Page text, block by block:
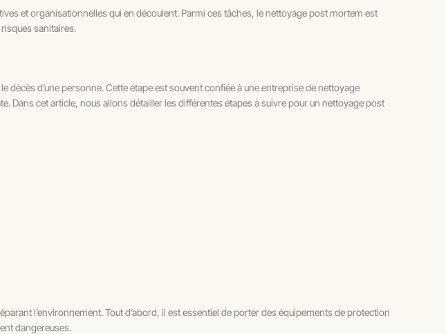
et organisationnelles qui en découlent. Parmi ces tâches, le nettoyage post mortem est
sanitaires.
d’une personne. Cette étape est souvent confiée à une entreprise de nettoyage
Dans cet article, nous allons détailler les différentes étapes à suivre pour un nettoyage post
l’environnement. Tout d’abord, il est essentiel de porter des équipements de protection
dangereuses.